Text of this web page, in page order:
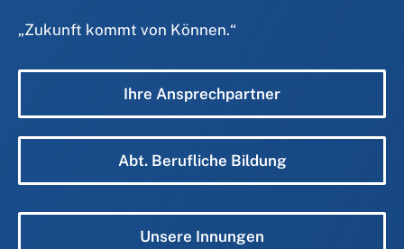
„Zukunft kommt von Können.“
Ihre Ansprechpartner
Abt. Berufliche Bildung
Unsere Innungen